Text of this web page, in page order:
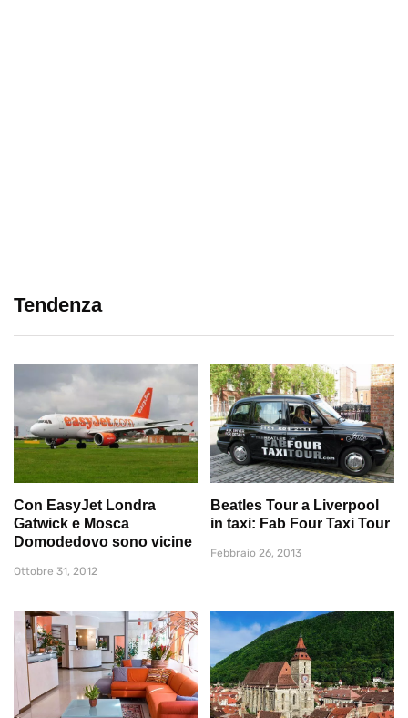
Tendenza
Con EasyJet Londra
Gatwick e Mosca
Domodedovo sono vicine
Ottobre 31, 2012
Beatles Tour a Liverpool
in taxi: Fab Four Taxi Tour
Febbraio 26, 2013